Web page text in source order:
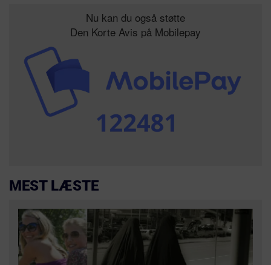
Nu kan du også støtte
Den Korte Avis på Mobilepay
MEST LÆSTE